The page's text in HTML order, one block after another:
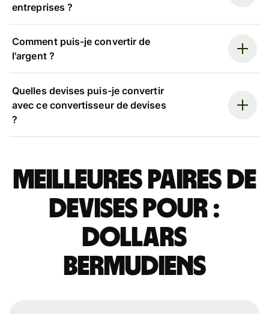
entreprises ?
Comment puis-je convertir de
l'argent ?
Quelles devises puis-je convertir
avec ce convertisseur de devises
?
Meilleures paires de
devises pour :
dollars
bermudiens